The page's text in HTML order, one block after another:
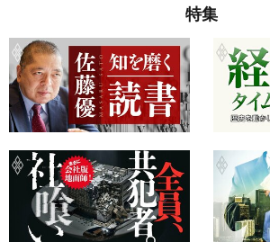
特集